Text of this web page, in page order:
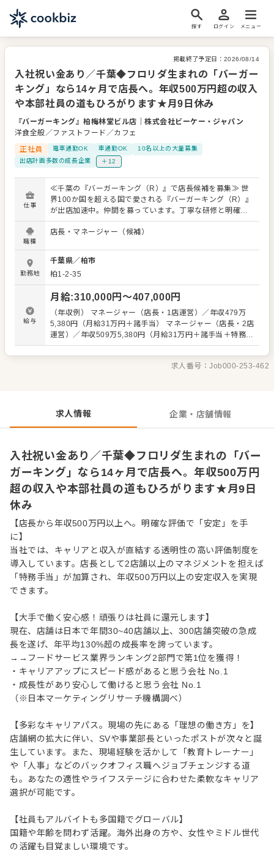
探す ログイン メニュー
掲載終了予定日： 2026/08/14
入社祝い金あり／千葉◆フロリダ生まれの「バーガー
キング」なら14ヶ月で店長へ。年収500万円超の収入
や本部社員の道もひろがります★月9日休み
『バーガーキング』柏梅林堂ビル店 ｜株式会社ビーケー・ジャパン
洋食全般／ファストフード／カフェ
正社員
電車通勤OK 車通勤OK
10名以上の大量募集
出店計画多数の成長企業
＋12
仕事
≪千葉の『バーガーキング（R）』で店長候補を募集≫ 世
界100か国を超える国で愛される『バーガーキング（R）』
が出店加速中。仲間を募っています。丁寧な研修と明確な
評価・昇進・昇格制度があり、 「マネジメントって自信が
ないな…」「経験なくて大丈夫かな」 という方も、研修後
ポートの中、業務を運営しています。 というのも当社では
マニュアルをきちんと整備。 「前の店長はこうしていた」
「SVのBさんはこう言っていた」 などがないよう、正しい
知識がスタッフ全員に等しく伝わるように努めています。
安心してキャリアアップをめざせる環境です。 またスタッ
フの前職も様々で、飲食業界はもちろん、元劇団員という
人も。 「色んな世代、前職の人がいて面白い」 「頑張った
分の評価が見えるのがいい」 「ガツガツ売り上げるという
らってこそ…というスタンスがいい」という声がありま
職種
店長・マネージャー（候補）
勤務地
千葉県／柏市
柏1-2-35
給与
月給:310,000円〜407,000円
（年収例） マネージャー（店長・1店運営）／年収479万
5,380円（月給31万円＋諸手当） マネージャー（店長・2店
運営）／年収509万5,380円（月給31万円＋諸手当＋特務手
当） シニアマネージャー（1店運営）／年収541万4,040円
（月給35万円＋諸手当） シニアマネージャー（2店運営）
／年収571万4,040円（月給35万円＋諸手当＋特務手当）
し） ※固定残業代30時間分（55,230円～）を含む。超過分
求人番号：Job000-253-462
求人情報 企業・店舗情報
入社祝い金あり／千葉◆フロリダ生まれの「バー
ガーキング」なら14ヶ月で店長へ。年収500万円
超の収入や本部社員の道もひろがります★月9日
休み
【店長から年収500万円以上へ。明確な評価で「安定」を手
に】
当社では、キャリアと収入が直結する透明性の高い評価制度を
導入しています。店長として2店舗以上のマネジメントを担えば
「特務手当」が加算され、年収500万円以上の安定収入を実現
できます。
【大手で働く安心感！頑張りは社員に還元します】
現在、店舗は日本で年間30~40店舗以上、300店舗突破の急成
⻑を遂げ、年平均130%超の成⻑率を誇っています。
→→フードサービス業界ランキング2部門で第1位を獲得！
・キャリアアップにスピード感があると思う会社 No.1
・成長性があり安心して働けると思う会社 No.1
（※日本マーケティングリサーチ機構調べ）
【多彩なキャリアパス。現場の先にある「理想の働き方」を】
店舗網の拡大に伴い、SVや事業部長といったポストが次々と誕
生しています。また、現場経験を活かして「教育トレーナー」
や「人事」などのバックオフィス職へジョブチェンジする道
も。あなたの適性やライフステージに合わせた柔軟なキャリア
選択が可能です。
【社員もアルバイトも多国籍でグローバル】
国籍や年齢を問わず活躍。海外出身の方や、女性やミドル世代
の活躍も目覚ましい環境です。